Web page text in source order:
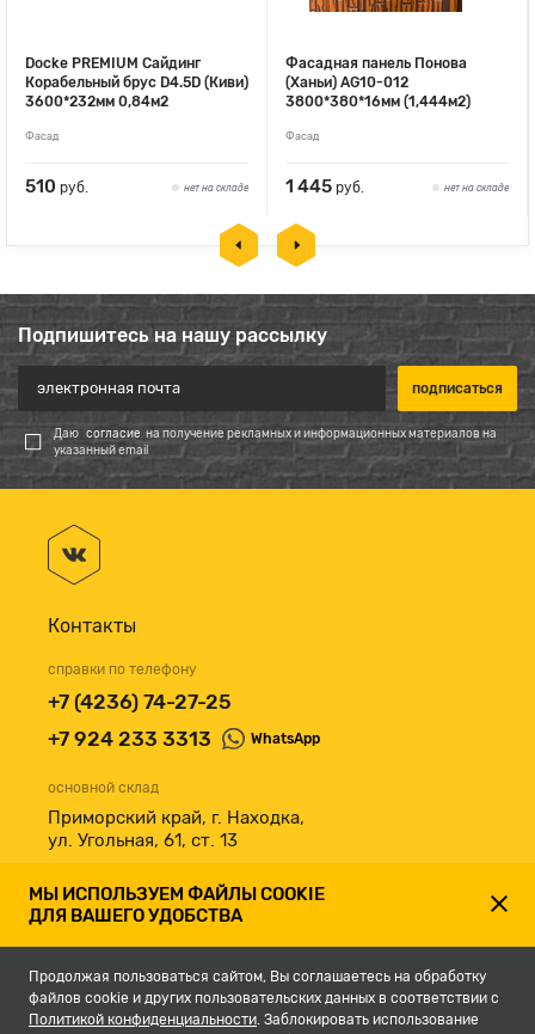
Docke PREMIUM Сайдинг
Корабельный брус D4.5D (Киви)
3600*232мм 0,84м2
Фасад
510 руб. нет на складе
Фасадная панель Понова
(Ханьи) AG10-012
3800*380*16мм (1,444м2)
Фасад
1 445 руб. нет на складе
Подпишитесь на нашу рассылку
Даю согласие на получение рекламных и информационных материалов на
указанный email
Контакты
справки по телефону
+7 (4236) 74-27-25
+7 924 233 3313
WhatsApp
основной склад
Приморский край, г. Находка,
ул. Угольная, 61, ст. 13
принимаем к оплате
МЫ ИСПОЛЬЗУЕМ ФАЙЛЫ COOKIE
ДЛЯ ВАШЕГО УДОБСТВА
Продолжая пользоваться сайтом, Вы соглашаетесь на обработку
файлов cookie и других пользовательских данных в соответствии с
Политикой конфиденциальности. Заблокировать использование